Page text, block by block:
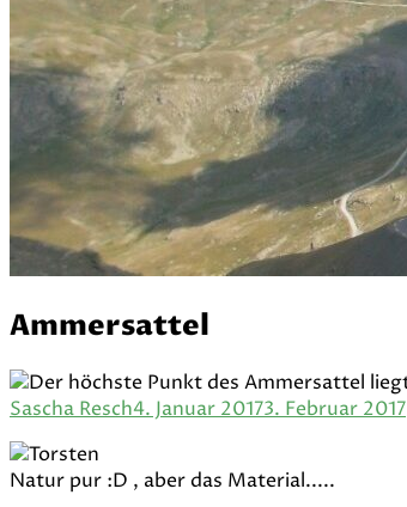
Ammersattel
Sascha Resch4. Januar 20173. Februar 2017
Natur pur :D , aber das Material.....